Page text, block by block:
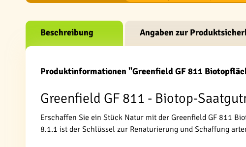
Beschreibung Angaben zur
Produktinformationen "Greenfield GF 811
Greenfield GF 811 - Biotop-
Erschaffen Sie ein Stück Natur mit der Greenfield GF 811
8.1.1 ist der Schlüssel zur Renaturierung und Schaffung